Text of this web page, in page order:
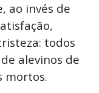
ao invés de
todos
alevinos de
mortos.